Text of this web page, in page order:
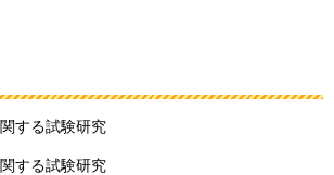
する試験研究
する試験研究